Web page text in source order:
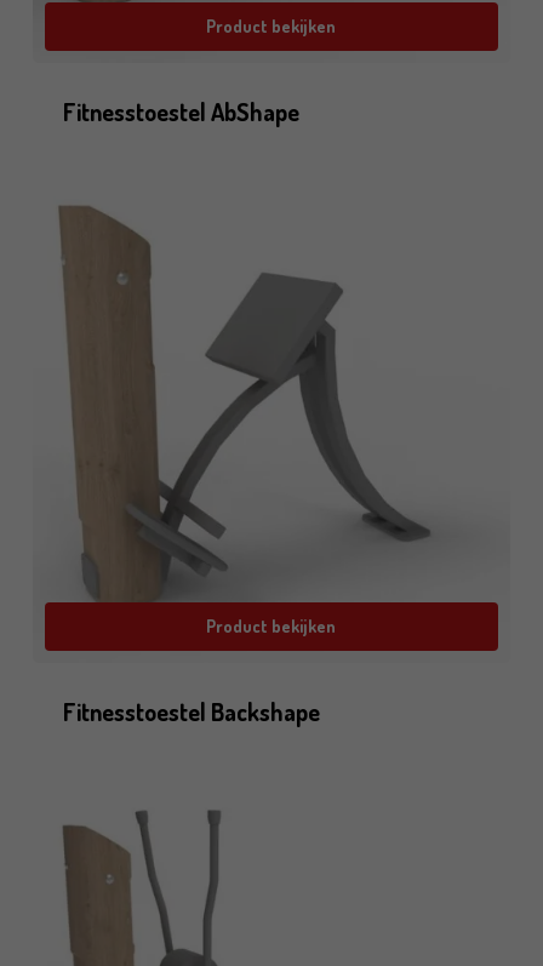
Product bekijken
Fitnesstoestel AbShape
Product bekijken
Fitnesstoestel Backshape